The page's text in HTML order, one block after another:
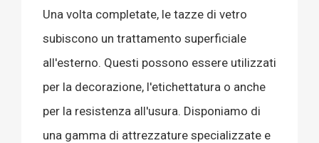
Una volta completate, le tazze di vetro
subiscono un trattamento superficiale
all'esterno. Questi possono essere utilizzati
per la decorazione, l'etichettatura o anche
per la resistenza all'usura. Disponiamo di
una gamma di attrezzature specializzate e